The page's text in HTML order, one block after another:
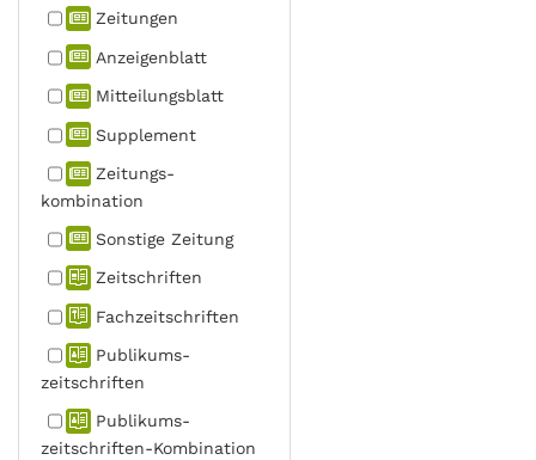
Zeitungen
Anzeigen­blatt
Mitteilungs­blatt
Supplement
Zeitungs­
kombination
Sonstige Zeitung
Zeitschriften
Fachzeit­schriften
Publikums­
zeitschriften
Publikums­
zeitschriften-Kombination